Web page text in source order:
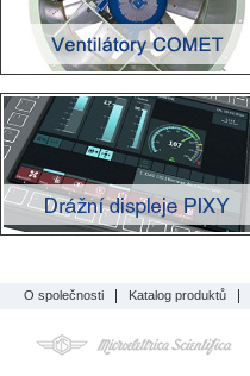
O společnosti Katalog produktů